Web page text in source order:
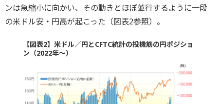
ンは急縮小に向かい、その動きとほぼ並行するように一段
の米ドル安・円高が起こった（図表2参照）。
【図表2】米ドル／円とCFTC統計の投機筋の円ポジショ
ン（2022年～）